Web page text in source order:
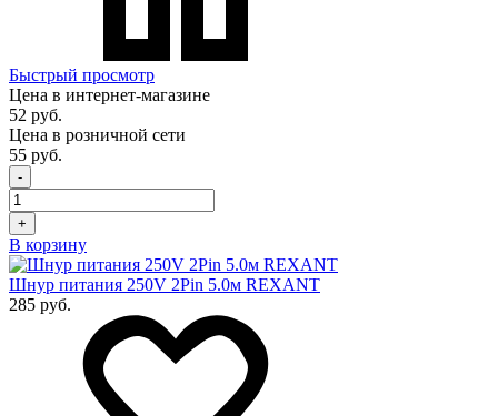
Быстрый просмотр
Цена в интернет-магазине
52 руб.
Цена в розничной сети
55 руб.
-
+
В корзину
Шнур питания 250V 2Pin 5.0м REXANT
285 руб.